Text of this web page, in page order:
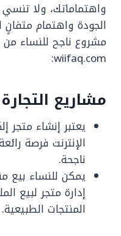
واهتماماتك، ولا
الجودة واهتمام
مشروع ناجح للنساء
wiifaq.com:
مشاريع
يعتبر إنشاء متجر
الإنترنت فرصة
ناجحة.
يمكن للنساء بيع
إدارة متجر لبيع
المنتجات الطبيعية.